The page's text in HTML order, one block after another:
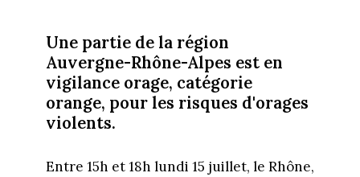
Une partie de la région
Auvergne-Rhône-Alpes est en
vigilance orage, catégorie
orange, pour les risques d'orages
violents.
Entre 15h et 18h lundi 15 juillet, le Rhône,